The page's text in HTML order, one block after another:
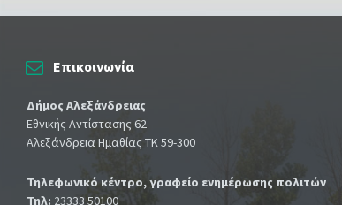
Επικοινωνία
Δήμος Αλεξάνδρειας
Εθνικής Αντίστασης 62
Αλεξάνδρεια Ημαθίας ΤΚ 59-300
Τηλεφωνικό κέντρο, γραφείο ενημέρωσης πολιτών
Τηλ: 23333 50100